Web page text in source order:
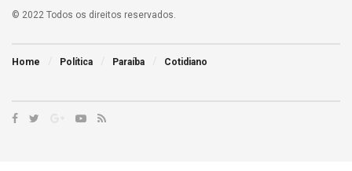
© 2022 Todos os direitos reservados.
Home Política Paraíba Cotidiano